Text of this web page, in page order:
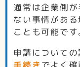
通常は企業側
ない事情があ
ことも可能です
申請について
手続き でよく